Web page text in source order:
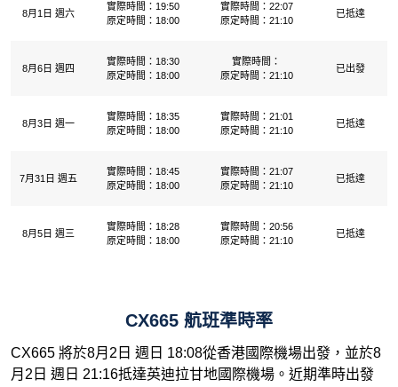
8月1日 週六
實際時間：19:50
原定時間：18:00
實際時間：22:07
原定時間：21:10
已抵達
8月6日 週四
實際時間：18:30
原定時間：18:00
實際時間：
原定時間：21:10
已出發
8月3日 週一
實際時間：18:35
原定時間：18:00
實際時間：21:01
原定時間：21:10
已抵達
7月31日 週五
實際時間：18:45
原定時間：18:00
實際時間：21:07
原定時間：21:10
已抵達
8月5日 週三
實際時間：18:28
原定時間：18:00
實際時間：20:56
原定時間：21:10
已抵達
CX665 航班準時率
CX665 將於8月2日 週日 18:08從香港國際機場出發，並於8
月2日 週日 21:16抵達英迪拉甘地國際機場。近期準時出發